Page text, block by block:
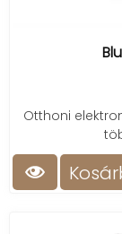
Otthoni